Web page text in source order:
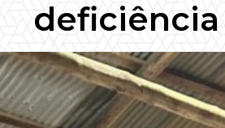
deficiência